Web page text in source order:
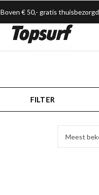
Boven € 50,- gratis thuisbezorgd
FILTER